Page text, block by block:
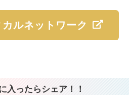
ルネットワーク
入ったらシェア！！